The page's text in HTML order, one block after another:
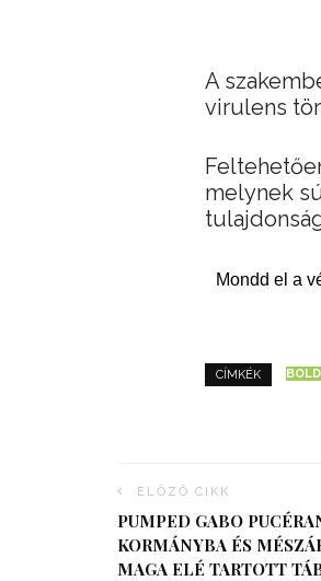
A
virulens
melynek
Mondd el a
CÍMKÉK
ELŐZŐ CIKK
PUMPED GABO
KORMÁNYBA ÉS
MAGA ELÉ TARTOTT